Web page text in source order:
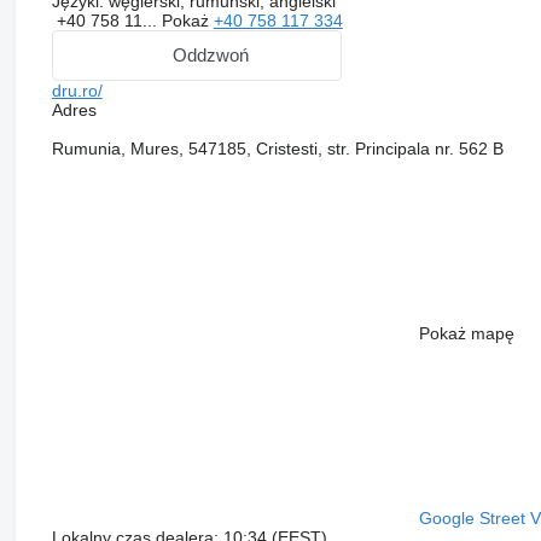
+40 758 11... Pokaż +40 758 117 334
Oddzwoń
dru.ro/
Adres
Rumunia, Mures, 547185, Cristesti, str. Principala nr. 562 B
Pokaż mapę
Google Street